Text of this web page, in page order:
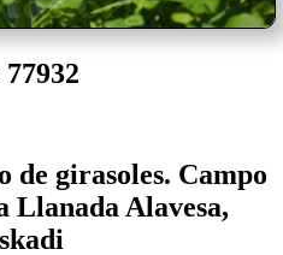
de girasoles. Campo
Llanada Alavesa,